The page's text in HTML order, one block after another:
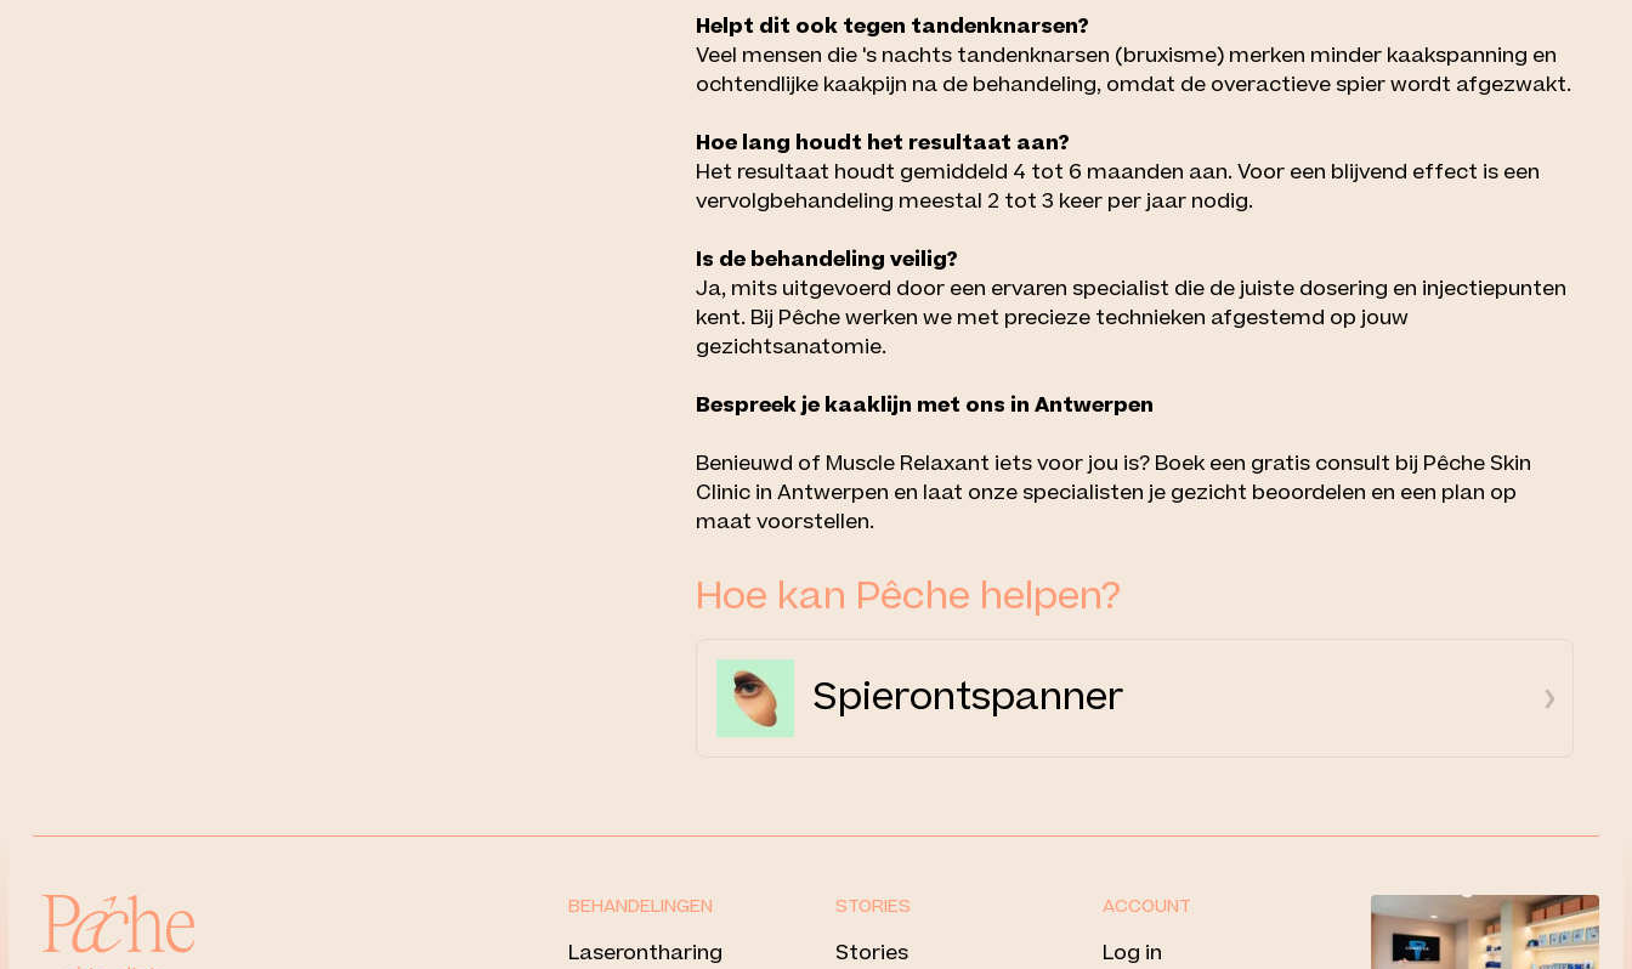
Helpt dit ook tegen tandenknarsen?
Veel mensen die 's nachts tandenknarsen (bruxisme) merken minder kaakspanning en
ochtendlijke kaakpijn na de behandeling, omdat de overactieve spier wordt afgezwakt.
Hoe lang houdt het resultaat aan?
Het resultaat houdt gemiddeld 4 tot 6 maanden aan. Voor een blijvend effect is een
vervolgbehandeling meestal 2 tot 3 keer per jaar nodig.
Is de behandeling veilig?
Ja, mits uitgevoerd door een ervaren specialist die de juiste dosering en injectiepunten
kent. Bij Pêche werken we met precieze technieken afgestemd op jouw
gezichtsanatomie.
Bespreek je kaaklijn met ons in Antwerpen
Benieuwd of Muscle Relaxant iets voor jou is? Boek een gratis consult bij Pêche Skin
Clinic in Antwerpen en laat onze specialisten je gezicht beoordelen en een plan op
maat voorstellen.
Hoe kan Pêche helpen?
Spierontspanner
BEHANDELINGEN
Laserontharing
STORIES
Stories
ACCOUNT
Log in